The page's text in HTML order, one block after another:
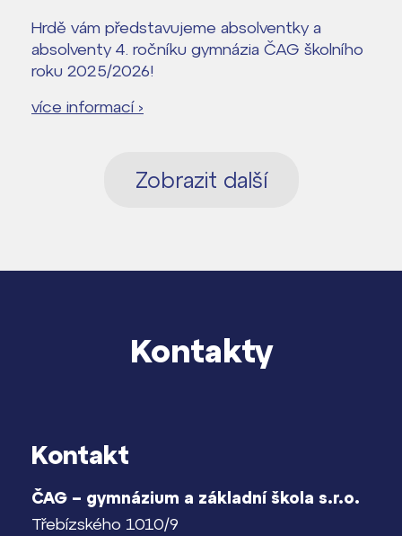
Hrdě vám představujeme absolventky a
absolventy 4. ročníku gymnázia ČAG školního
roku 2025/2026!
více informací ›
Zobrazit další
Kontakty
Kontakt
ČAG – gymnázium a základní škola s.r.o.
Třebízského 1010/9